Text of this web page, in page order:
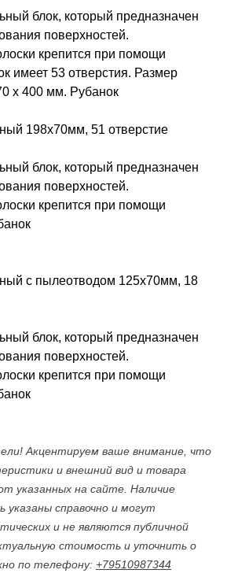
блок, который предназначен
поверхностей.
крепится при помощи
имеет 53 отверстия. Размер
х 400 мм. Рубанок
198х70мм, 51 отверстие
блок, который предназначен
поверхностей.
крепится при помощи
с пылеотводом 125х70мм, 18
блок, который предназначен
поверхностей.
крепится при помощи
Акцентируем ваше внимание, что
и внешний вид и товара
указанных на сайте. Наличие
справочно и могут
и не являются публичной
стоимость и уточнить о
по телефону: +79510987344